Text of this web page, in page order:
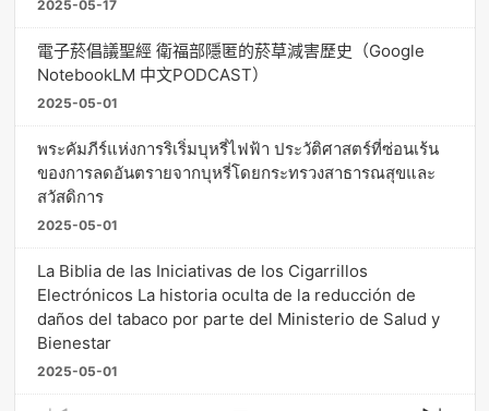
2025-05-17
電子菸倡議聖經 衛福部隱匿的菸草減害歷史（Google
NotebookLM 中文PODCAST）
2025-05-01
พระคัมภีร์แห่งการริเริ่มบุหรี่ไฟฟ้า ประวัติศาสตร์ที่ซ่อนเร้น
ของการลดอันตรายจากบุหรี่โดยกระทรวงสาธารณสุขและ
สวัสดิการ
2025-05-01
La Biblia de las Iniciativas de los Cigarrillos
Electrónicos La historia oculta de la reducción de
daños del tabaco por parte del Ministerio de Salud y
Bienestar
2025-05-01